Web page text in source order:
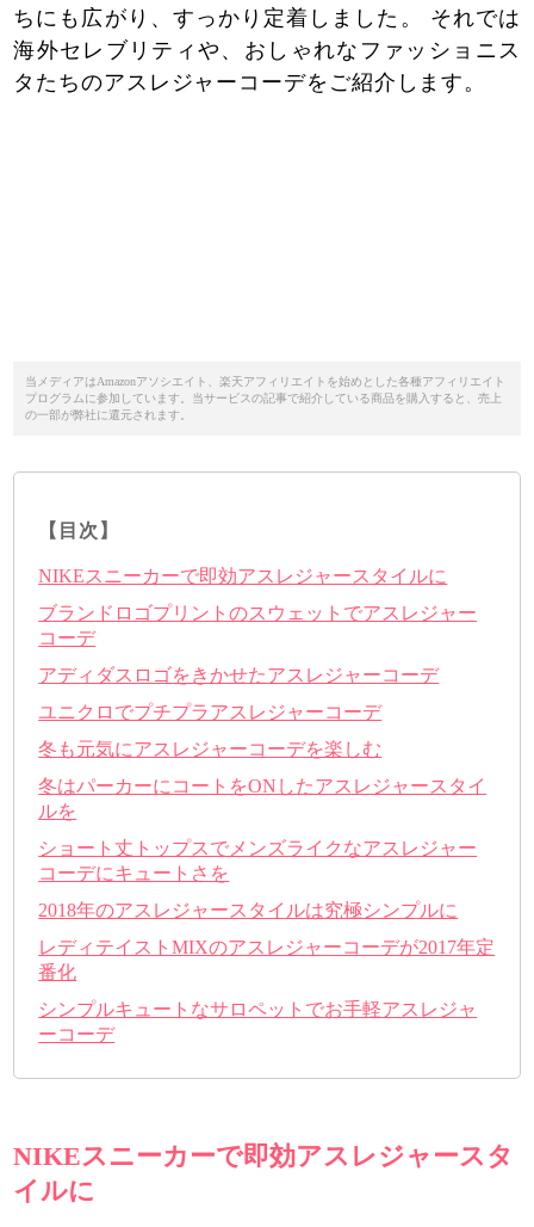
ちにも広がり、すっかり定着しました。 それでは
海外セレブリティや、おしゃれなファッショニス
タたちのアスレジャーコーデをご紹介します。
当メディアはAmazonアソシエイト、楽天アフィリエイトを始めとした各種アフィリエイト
プログラムに参加しています。当サービスの記事で紹介している商品を購入すると、売上
の一部が弊社に還元されます。
【目次】
NIKEスニーカーで即効アスレジャースタイルに
ブランドロゴプリントのスウェットでアスレジャー
コーデ
アディダスロゴをきかせたアスレジャーコーデ
ユニクロでプチプラアスレジャーコーデ
冬も元気にアスレジャーコーデを楽しむ
冬はパーカーにコートをONしたアスレジャースタイ
ルを
ショート丈トップスでメンズライクなアスレジャー
コーデにキュートさを
2018年のアスレジャースタイルは究極シンプルに
レディテイストMIXのアスレジャーコーデが2017年定
番化
シンプルキュートなサロペットでお手軽アスレジャ
ーコーデ
NIKEスニーカーで即効アスレジャースタ
イルに